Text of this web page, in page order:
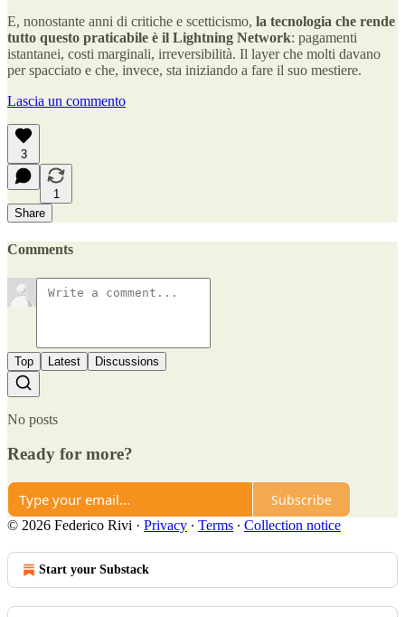
E, nonostante anni di critiche e scetticismo, la tecnologia che rende
tutto questo praticabile è il Lightning Network: pagamenti
istantanei, costi marginali, irreversibilità. Il layer che molti davano
per spacciato e che, invece, sta iniziando a fare il suo mestiere.
Lascia un commento
3
1
Share
Comments
Top Latest Discussions
No posts
Ready for more?
Subscribe
© 2026 Federico Rivi · Privacy ∙ Terms ∙ Collection notice
Start your Substack